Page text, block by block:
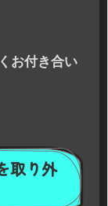
お付き合い
取り外